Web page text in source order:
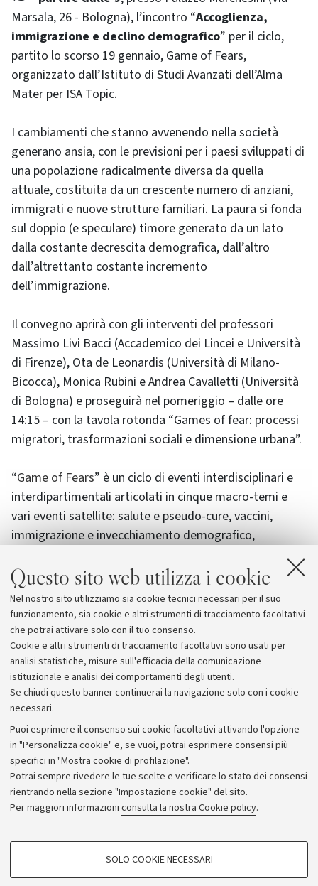
Questo sito web utilizza i cookie
Nel nostro sito utilizziamo sia cookie tecnici necessari per il suo
funzionamento, sia cookie e altri strumenti di tracciamento facoltativi
che potrai attivare solo con il tuo consenso.
Cookie e altri strumenti di tracciamento facoltativi sono usati per
analisi statistiche, misure sull'efficacia della comunicazione
istituzionale e analisi dei comportamenti degli utenti.
Se chiudi questo banner continuerai la navigazione solo con i cookie
necessari.
Puoi esprimere il consenso sui cookie facoltativi attivando l'opzione
in "Personalizza cookie" e, se vuoi, potrai esprimere consensi più
specifici in "Mostra cookie di profilazione".
Potrai sempre rivedere le tue scelte e verificare lo stato dei consensi
rientrando nella sezione "Impostazione cookie" del sito.
Per maggiori informazioni consulta la nostra Cookie policy.
COOKIE DI PROFILAZIONE - FACOLTATIVI
SOLO COOKIE NECESSARI
Marsala, 26 - Bologna), l’incontro “Accoglienza,
immigrazione e declino demografico” per il ciclo,
partito lo scorso 19 gennaio, Game of Fears,
organizzato dall’Istituto di Studi Avanzati dell’Alma
Mater per ISA Topic.
I cambiamenti che stanno avvenendo nella società
generano ansia, con le previsioni per i paesi sviluppati di
una popolazione radicalmente diversa da quella
attuale, costituita da un crescente numero di anziani,
immigrati e nuove strutture familiari. La paura si fonda
sul doppio (e speculare) timore generato da un lato
dalla costante decrescita demografica, dall’altro
dall’altrettanto costante incremento
dell’immigrazione.
Il convegno aprirà con gli interventi del professori
Massimo Livi Bacci (Accademico dei Lincei e Università
di Firenze), Ota de Leonardis (Università di Milano-
Bicocca), Monica Rubini e Andrea Cavalletti (Università
di Bologna) e proseguirà nel pomeriggio – dalle ore
14:15 – con la tavola rotonda “Games of fear: processi
migratori, trasformazioni sociali e dimensione urbana”.
“Game of Fears” è un ciclo di eventi interdisciplinari e
interdipartimentali articolati in cinque macro-temi e
vari eventi satellite: salute e pseudo-cure, vaccini,
immigrazione e invecchiamento demografico,
politico della paura. L’approccio sarà interdisciplinare e
coinvolgerà studiosi ed esperti nazionali e
internazionali provenienti da vari ambiti accademici e di
ricerca.
Archivio
Comunicati stampa
Redazione
Rassegna stampa